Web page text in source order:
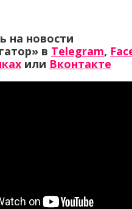
на новости
в Telegram,
или Вконтакте